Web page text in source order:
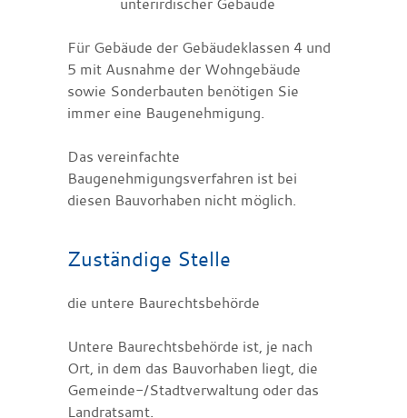
Für Gebäude der Gebäudeklassen 4 und
5 mit Ausnahme der Wohngebäude
sowie Sonderbauten benötigen Sie
immer eine Baugenehmigung.
Das vereinfachte
Baugenehmigungsverfahren ist bei
diesen Bauvorhaben nicht möglich.
Zuständige Stelle
die untere Baurechtsbehörde
Untere Baurechtsbehörde ist, je nach
Ort, in dem das Bauvorhaben liegt, die
Gemeinde-/Stadtverwaltung oder das
Landratsamt.